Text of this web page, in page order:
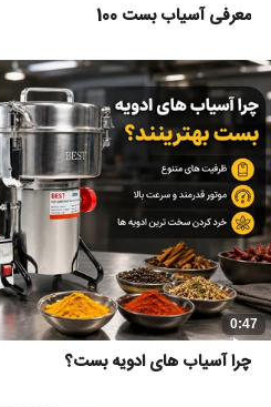
معرفی آسیاب بست 100
0:47
چرا آسیاب های ادویه بست؟